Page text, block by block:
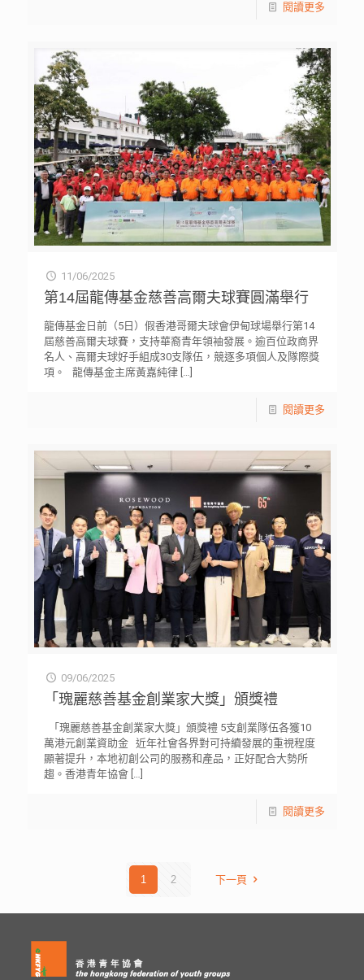
閱讀更多
11/06/2025
第14屆龍傳基金慈善高爾夫球賽圓滿舉行
龍傳基金日前（5日）假香港哥爾夫球會伊甸球場舉行第14
屆慈善高爾夫球賽，支持華裔青年領袖發展。逾百位政商界
名人、高爾夫球好手組成30支隊伍，競逐多項個人及隊際獎
項。 龍傳基金主席黃嘉純律[…]
閱讀更多
09/06/2025
「瑰麗慈善基金創業家大獎」頒獎禮
「瑰麗慈善基金創業家大獎」頒獎禮 5支創業隊伍各獲10
萬港元創業資助金 近年社會各界對可持續發展的重視程度
顯著提升，本地初創公司的服務和產品，正好配合大勢所
趨。香港青年協會[…]
閱讀更多
1 2 下一頁